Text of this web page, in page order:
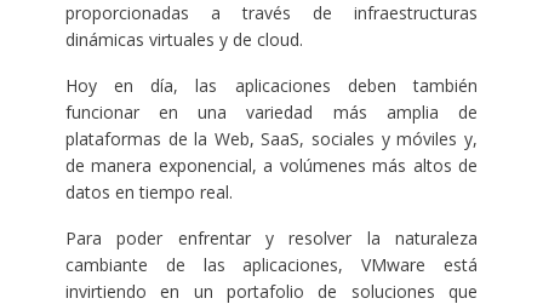
proporcionadas a través de infraestructuras
dinámicas virtuales y de cloud.
Hoy en día, las aplicaciones deben también
funcionar en una variedad más amplia de
plataformas de la Web, SaaS, sociales y móviles y,
de manera exponencial, a volúmenes más altos de
datos en tiempo real.
Para poder enfrentar y resolver la naturaleza
cambiante de las aplicaciones, VMware está
invirtiendo en un portafolio de soluciones que